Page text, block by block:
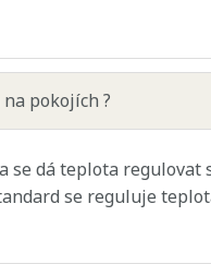
pokojích ?
se dá teplota
se reguluje